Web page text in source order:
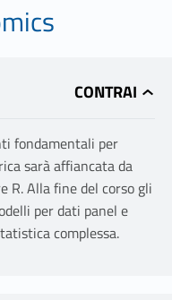
fondamentali per
sarà affiancata da
R. Alla fine del corso gli
per dati panel e
complessa.